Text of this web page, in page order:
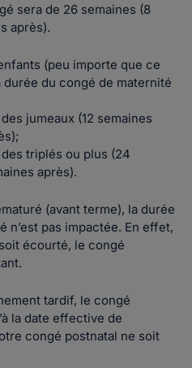
sera de 26 semaines (8
après).
(peu importe que ce
du congé de maternité
jumeaux (12 semaines
triplés ou plus (24
après).
(avant terme), la durée
n’est pas impactée. En effet,
écourté, le congé
tardif, le congé
la date effective de
congé postnatal ne soit